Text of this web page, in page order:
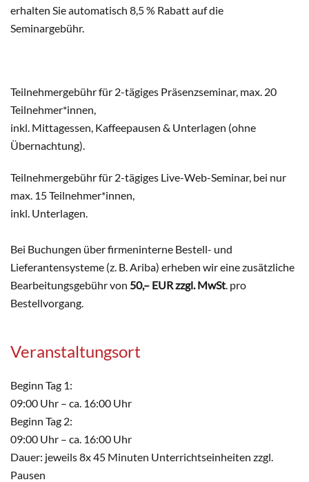
erhalten Sie automatisch 8,5 % Rabatt auf die
Seminargebühr.
Teilnehmergebühr für 2-tägiges Präsenzseminar, max. 20
Teilnehmer*innen,
inkl. Mittagessen, Kaffeepausen & Unterlagen (ohne
Übernachtung).
Teilnehmergebühr für 2-tägiges Live-Web-Seminar, bei nur
max. 15 Teilnehmer*innen,
inkl. Unterlagen.
Bei Buchungen über firmeninterne Bestell- und
Lieferantensysteme (z. B. Ariba) erheben wir eine zusätzliche
Bearbeitungsgebühr von 50,– EUR zzgl. MwSt. pro
Bestellvorgang.
Veranstaltungsort
Beginn Tag 1:
09:00 Uhr – ca. 16:00 Uhr
Beginn Tag 2:
09:00 Uhr – ca. 16:00 Uhr
Dauer: jeweils 8x 45 Minuten Unterrichtseinheiten zzgl.
Pausen